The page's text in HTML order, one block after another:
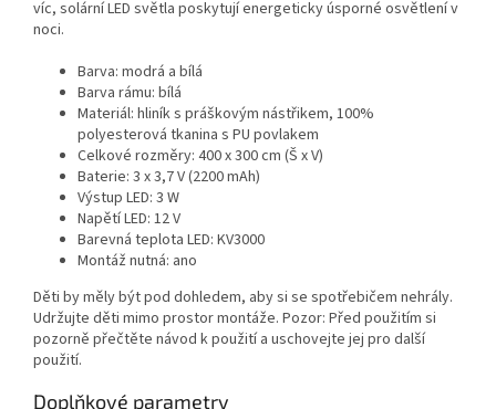
víc, solární LED světla poskytují energeticky úsporné osvětlení v
noci.
Barva: modrá a bílá
Barva rámu: bílá
Materiál: hliník s práškovým nástřikem, 100%
polyesterová tkanina s PU povlakem
Celkové rozměry: 400 x 300 cm (Š x V)
Baterie: 3 x 3,7 V (2200 mAh)
Výstup LED: 3 W
Napětí LED: 12 V
Barevná teplota LED: KV3000
Montáž nutná: ano
Děti by měly být pod dohledem, aby si se spotřebičem nehrály.
Udržujte děti mimo prostor montáže. Pozor: Před použitím si
pozorně přečtěte návod k použití a uschovejte jej pro další
použití.
Doplňkové parametry